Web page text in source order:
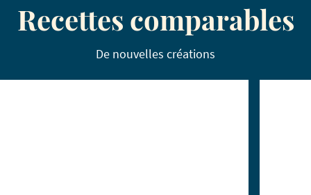
Recettes comparables
De nouvelles créations